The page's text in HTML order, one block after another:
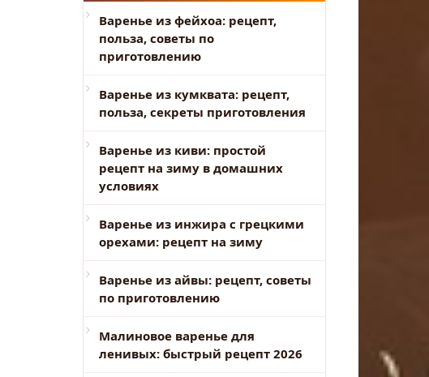
Варенье из фейхоа: рецепт,
польза, советы по
приготовлению
Варенье из кумквата: рецепт,
польза, секреты приготовления
Варенье из киви: простой
рецепт на зиму в домашних
условиях
Варенье из инжира с грецкими
орехами: рецепт на зиму
Варенье из айвы: рецепт, советы
по приготовлению
Малиновое варенье для
ленивых: быстрый рецепт 2026